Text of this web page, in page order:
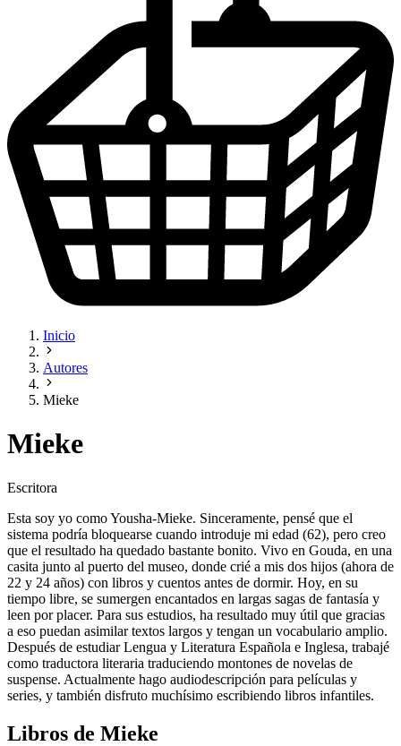
Inicio
Autores
Mieke
Mieke
Escritora
Esta soy yo como Yousha-Mieke. Sinceramente, pensé que el
sistema podría bloquearse cuando introduje mi edad (62), pero creo
que el resultado ha quedado bastante bonito. Vivo en Gouda, en una
casita junto al puerto del museo, donde crié a mis dos hijos (ahora de
22 y 24 años) con libros y cuentos antes de dormir. Hoy, en su
tiempo libre, se sumergen encantados en largas sagas de fantasía y
leen por placer. Para sus estudios, ha resultado muy útil que gracias
a eso puedan asimilar textos largos y tengan un vocabulario amplio.
Después de estudiar Lengua y Literatura Española e Inglesa, trabajé
como traductora literaria traduciendo montones de novelas de
suspense. Actualmente hago audiodescripción para películas y
series, y también disfruto muchísimo escribiendo libros infantiles.
Libros de Mieke